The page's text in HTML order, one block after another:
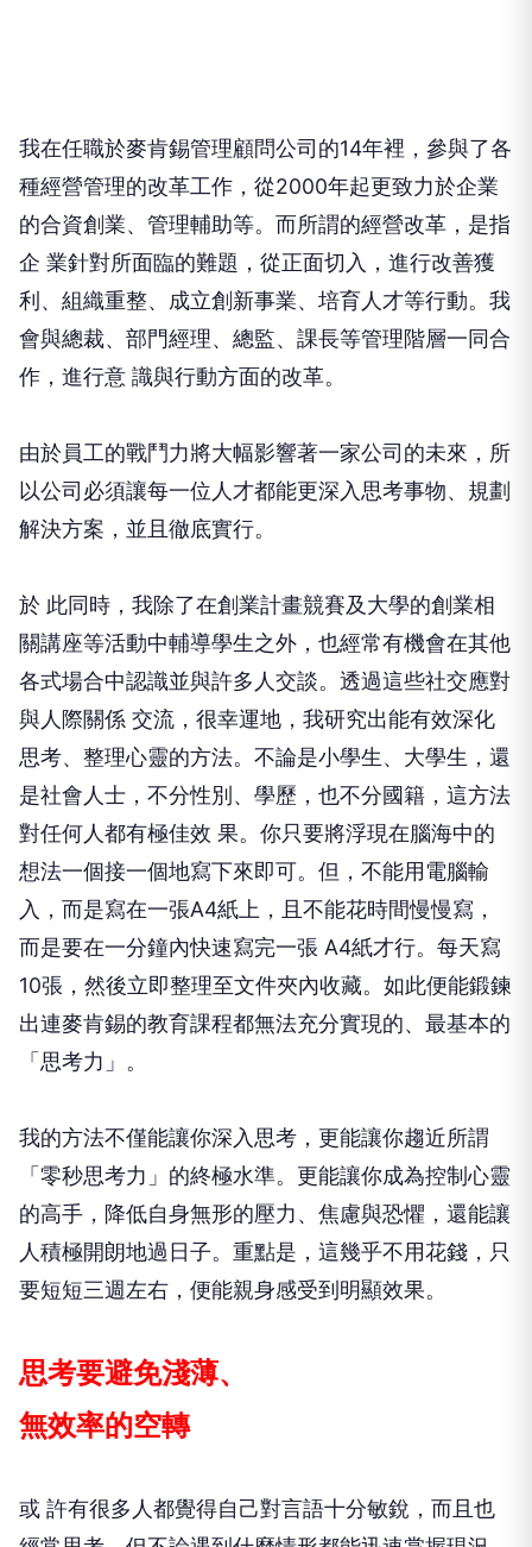
我在任職於麥肯錫管理顧問公司的14年裡，參與了各
種經營管理的改革工作，從2000年起更致力於企業
的合資創業、管理輔助等。而所謂的經營改革，是指
企 業針對所面臨的難題，從正面切入，進行改善獲
利、組織重整、成立創新事業、培育人才等行動。我
會與總裁、部門經理、總監、課長等管理階層一同合
作，進行意 識與行動方面的改革。
由於員工的戰鬥力將大幅影響著一家公司的未來，所
以公司必須讓每一位人才都能更深入思考事物、規劃
解決方案，並且徹底實行。
於 此同時，我除了在創業計畫競賽及大學的創業相
關講座等活動中輔導學生之外，也經常有機會在其他
各式場合中認識並與許多人交談。透過這些社交應對
與人際關係 交流，很幸運地，我研究出能有效深化
思考、整理心靈的方法。不論是小學生、大學生，還
是社會人士，不分性別、學歷，也不分國籍，這方法
對任何人都有極佳效 果。你只要將浮現在腦海中的
想法一個接一個地寫下來即可。但，不能用電腦輸
入，而是寫在一張A4紙上，且不能花時間慢慢寫，
而是要在一分鐘內快速寫完一張 A4紙才行。每天寫
10張，然後立即整理至文件夾內收藏。如此便能鍛鍊
出連麥肯錫的教育課程都無法充分實現的、最基本的
「思考力」。
我的方法不僅能讓你深入思考，更能讓你趨近所謂
「零秒思考力」的終極水準。更能讓你成為控制心靈
的高手，降低自身無形的壓力、焦慮與恐懼，還能讓
人積極開朗地過日子。重點是，這幾乎不用花錢，只
要短短三週左右，便能親身感受到明顯效果。
思考要避免淺薄、
無效率的空轉
或 許有很多人都覺得自己對言語十分敏銳，而且也